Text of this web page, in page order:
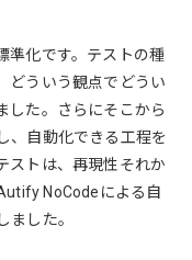
準化です。テストの種
どういう観点でどうい
した。さらにそこから
、自動化できる工程を
ストは、再現性それか
NoCodeによる自
ました。